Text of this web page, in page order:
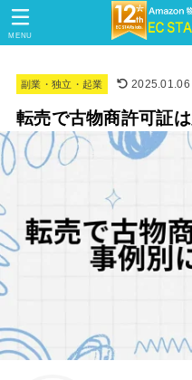
MENU
副業・独立・起業
2025.01.06
転売で古物商許可証